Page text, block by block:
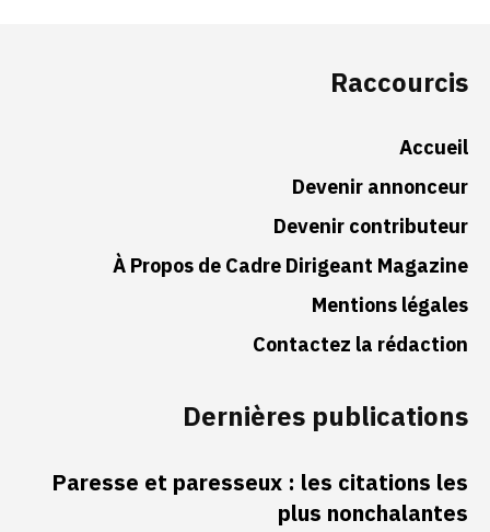
Raccourcis
Accueil
Devenir annonceur
Devenir contributeur
À Propos de Cadre Dirigeant Magazine
Mentions légales
Contactez la rédaction
Dernières publications
Paresse et paresseux : les citations les
plus nonchalantes